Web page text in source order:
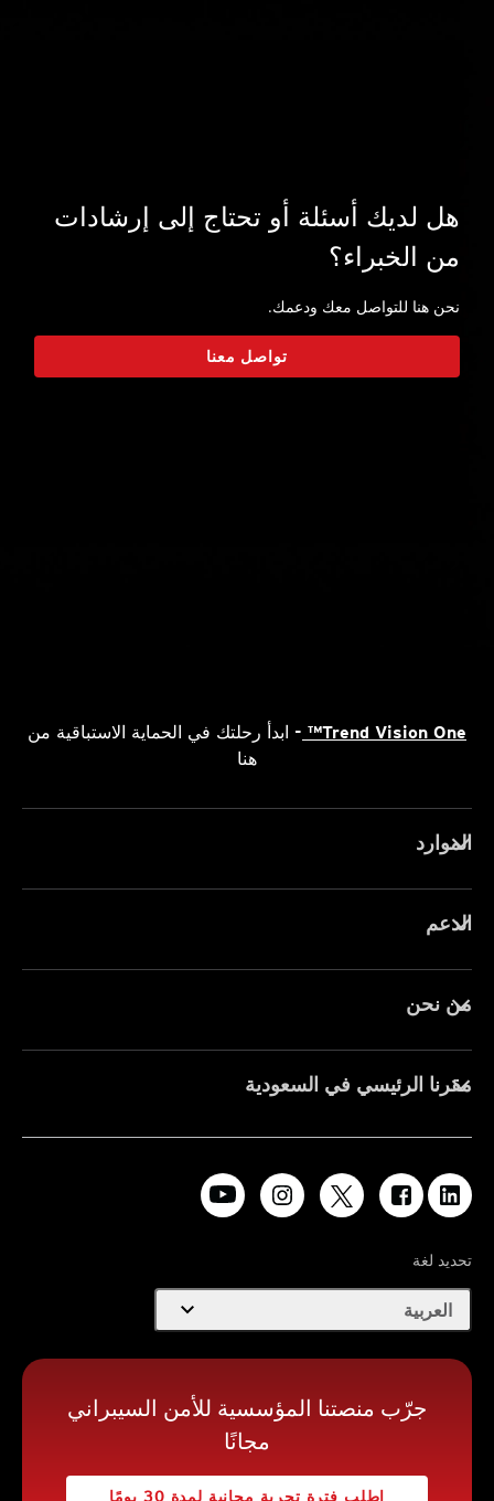
هل لديك أسئلة أو تحتاج إلى إرشادات
من الخبراء؟
نحن هنا للتواصل معك ودعمك.
تواصل معنا
Trend Vision One™
- ابدأ رحلتك في الحماية الاستباقية من
هنا
الموارد
الدعم
من نحن
مقرنا الرئيسي في السعودية
تحديد لغة
العربية expand_more
جرّب منصتنا المؤسسية للأمن السيبراني
مجانًا
اطلب فترة تجربة مجانية لمدة 30 يومًا